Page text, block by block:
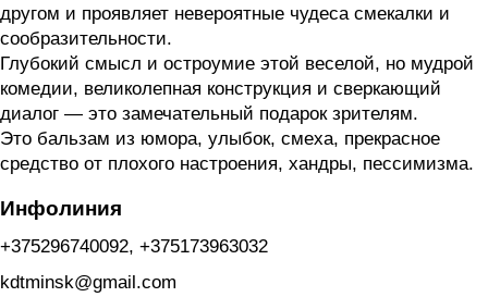
другом и проявляет невероятные чудеса смекалки и
сообразительности.
Глубокий смысл и остроумие этой веселой, но мудрой
комедии, великолепная конструкция и сверкающий
диалог — это замечательный подарок зрителям.
Это бальзам из юмора, улыбок, смеха, прекрасное
средство от плохого настроения, хандры, пессимизма.
Инфолиния
+375296740092, +375173963032
kdtminsk@gmail.com